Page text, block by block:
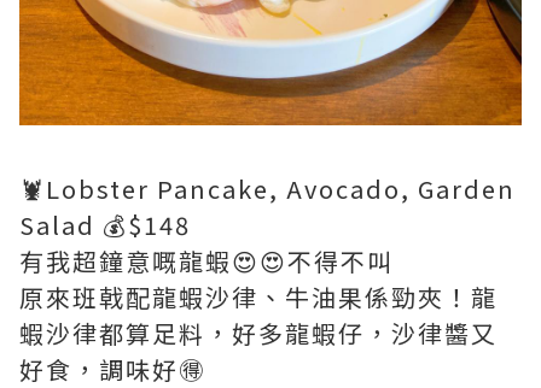
🦞Lobster Pancake, Avocado, Garden
Salad 💰$148
有我超鐘意嘅龍蝦😍😍不得不叫
原來班戟配龍蝦沙律、牛油果係勁夾！龍
蝦沙律都算足料，好多龍蝦仔，沙律醬又
好食，調味好🉐